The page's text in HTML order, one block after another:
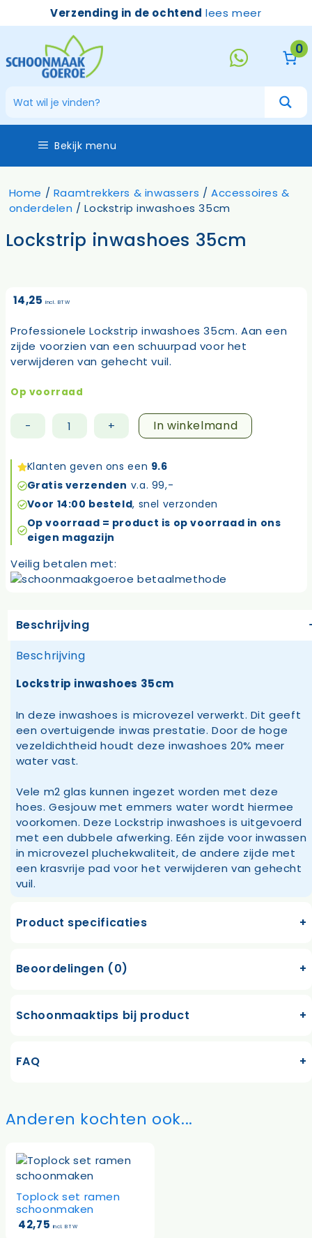
Verzending in de ochtend lees meer
0
Bekijk menu
Home / Raamtrekkers & inwassers / Accessoires &
onderdelen / Lockstrip inwashoes 35cm
Lockstrip inwashoes 35cm
14,25 incl. BTW
Professionele Lockstrip inwashoes 35cm. Aan een
zijde voorzien van een schuurpad voor het
verwijderen van gehecht vuil.
Op voorraad
-
Lockstrip
35cm
aantal
+ In winkelmand
Klanten geven ons een 9.6
Gratis verzenden v.a. 99,-
Voor 14:00 besteld, snel verzonden
Op voorraad = product is op voorraad in ons
eigen magazijn
Veilig betalen met:
Beschrijving
Beschrijving
Lockstrip inwashoes 35cm
In deze inwashoes is microvezel verwerkt. Dit geeft
een overtuigende inwas prestatie. Door de hoge
vezeldichtheid houdt deze inwashoes 20% meer
water vast.
Vele m2 glas kunnen ingezet worden met deze
hoes. Gesjouw met emmers water wordt hiermee
voorkomen. Deze Lockstrip inwashoes is uitgevoerd
met een dubbele afwerking. Eén zijde voor inwassen
in microvezel pluchekwaliteit, de andere zijde met
een krasvrije pad voor het verwijderen van gehecht
vuil.
Product specificaties
Beoordelingen (0)
Schoonmaaktips bij product
FAQ
Anderen kochten ook...
Toplock set ramen
schoonmaken
42,75 incl. BTW